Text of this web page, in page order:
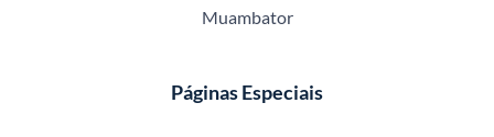
Muambator
Páginas Especiais